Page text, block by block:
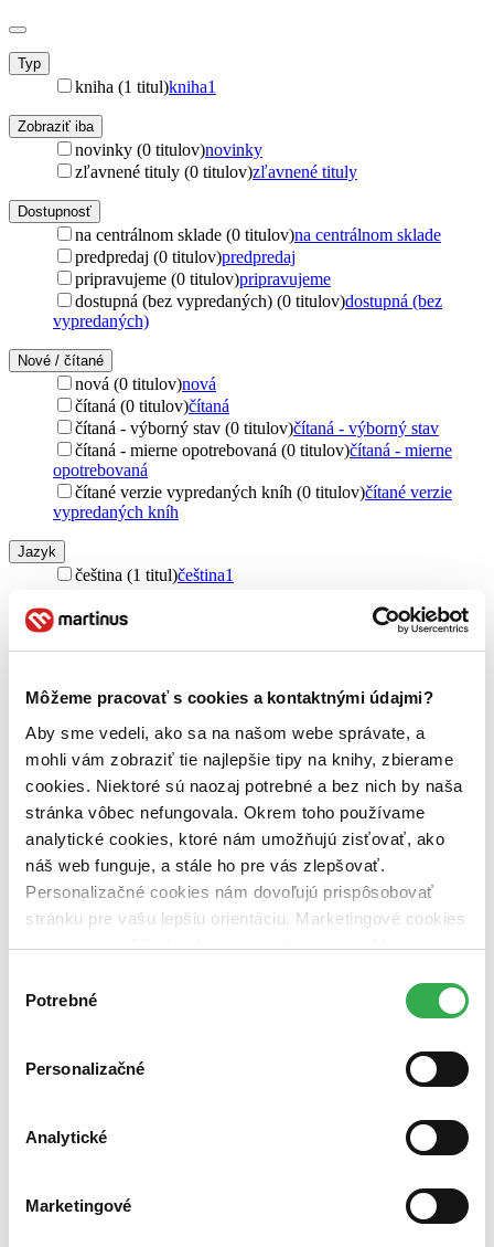
Môžeme pracovať s cookies a kontaktnými údajmi?
Aby sme vedeli, ako sa na našom webe správate, a
mohli vám zobraziť tie najlepšie tipy na knihy, zbierame
cookies. Niektoré sú naozaj potrebné a bez nich by naša
stránka vôbec nefungovala. Okrem toho používame
analytické cookies, ktoré nám umožňujú zisťovať, ako
náš web funguje, a stále ho pre vás zlepšovať.
Personalizačné cookies nám dovoľujú prispôsobovať
stránku pre vašu lepšiu orientáciu. Marketingové cookies
nám zas umožňujú zobrazenie relevantnej reklamy.
nám pomohlo, keby sme mohli používať všetky tieto
súhlasu
Potrebné
Personalizačné
Analytické
Marketingové
Typ
kniha (1 titul)kniha1
Zobraziť iba
novinky (0 titulov)novinky
zľavnené tituly (0 titulov)zľavnené tituly
Dostupnosť
na centrálnom sklade (0 titulov)na centrálnom sklade
predpredaj (0 titulov)predpredaj
pripravujeme (0 titulov)pripravujeme
dostupná (bez vypredaných) (0 titulov)dostupná (bez
vypredaných)
Nové / čítané
nová (0 titulov)nová
čítaná (0 titulov)čítaná
čítaná - výborný stav (0 titulov)čítaná - výborný stav
čítaná - mierne opotrebovaná (0 titulov)čítaná - mierne
opotrebovaná
čítané verzie vypredaných kníh (0 titulov)čítané verzie
vypredaných kníh
Jazyk
čeština (1 titul)čeština1
Štýl
poviedky (1 titul)poviedky1
Autor
Lucius Annaeus Seneca (1 titul)Lucius Annaeus Seneca
Vydavateľstvo
Větrné mlýny (1 titul)
Väzba
pevná väzba (1 titul)pevná väzba1
Zúžiť výber
Bestsellery
Najdrahšie